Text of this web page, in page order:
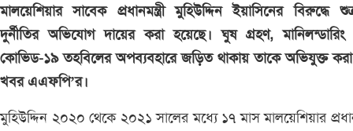
মালয়েশিয়ার সাবেক প্রধানমন্ত্রী মুহিউদ্দিন ইয়াসিনের বিরুদ্ধে
দুর্নীতির অভিযোগ দায়ের করা হয়েছে। ঘুষ গ্রহণ,
কোভিড-১৯ তহবিলের অপব্যবহারে জড়িত থাকায় তাকে অভিযুক্ত
খবর এএফপি’র।
মুহিউদ্দিন ২০২০ থেকে ২০২১ সালের মধ্যে ১৭ মাস মালয়েশিয়ার